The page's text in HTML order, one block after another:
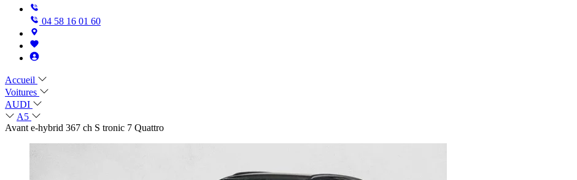
04 58 16 01 60
Accueil
Voitures
AUDI
A5
Avant e-hybrid 367 ch S tronic 7 Quattro